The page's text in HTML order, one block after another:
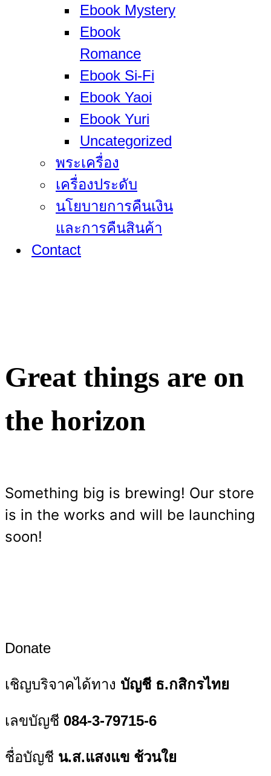
Ebook Mystery
Ebook
Romance
Ebook Si-Fi
Ebook Yaoi
Ebook Yuri
Uncategorized
พระเครื่อง
เครื่องประดับ
นโยบายการคืนเงิน
และการคืนสินค้า
Contact
Great things are on
the horizon
Something big is brewing! Our store
is in the works and will be launching
soon!
Donate
เชิญบริจาคได้ทาง บัญชี ธ.กสิกรไทย
เลขบัญชี 084-3-79715-6
ชื่อบัญชี น.ส.แสงแข ช้วนใย